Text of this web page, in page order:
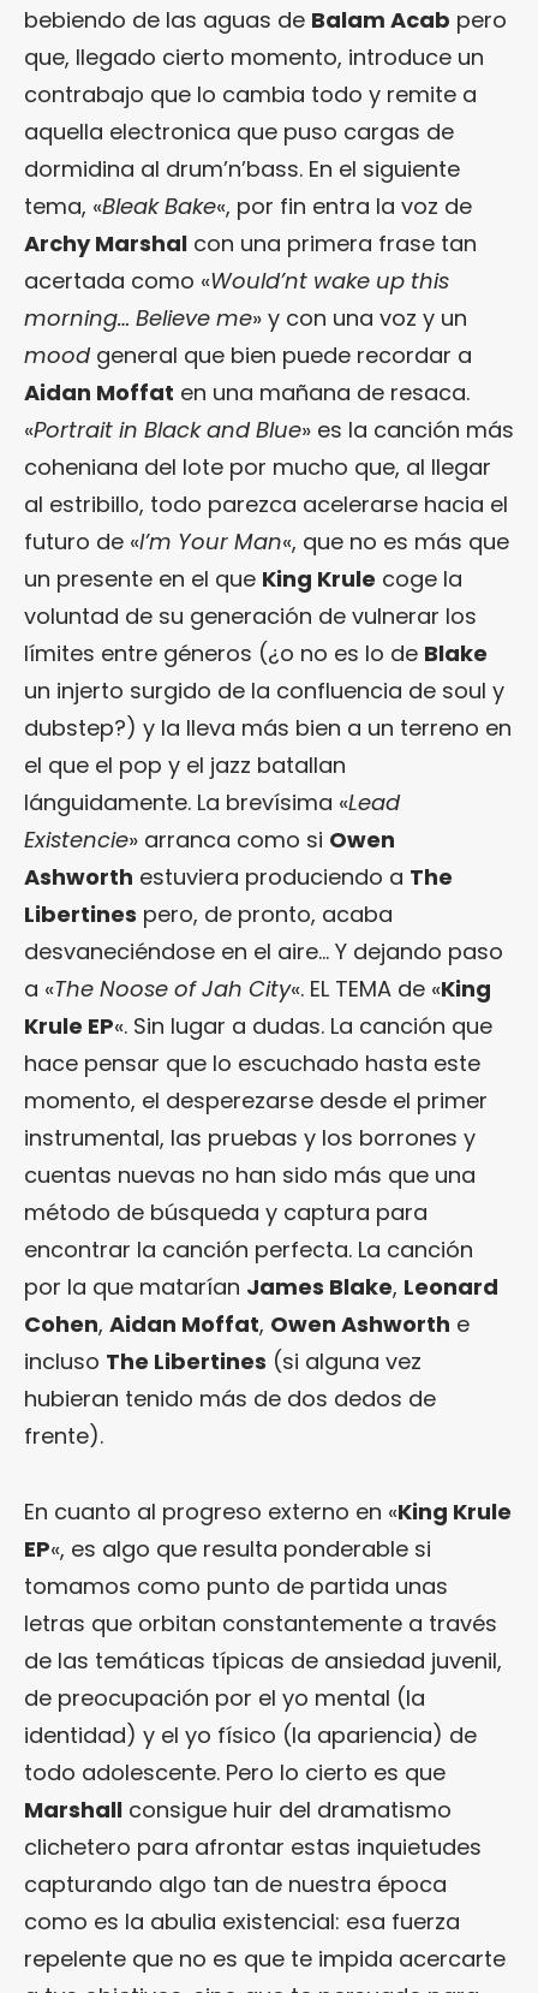
bebiendo de las aguas de Balam Acab pero
que, llegado cierto momento, introduce un
contrabajo que lo cambia todo y remite a
aquella electronica que puso cargas de
dormidina al drum’n’bass. En el siguiente
tema, «Bleak Bake«, por fin entra la voz de
Archy Marshal con una primera frase tan
acertada como «Would’nt wake up this
morning… Believe me» y con una voz y un
moodgeneral que bien puede recordar a
Aidan Moffat en una mañana de resaca.
«Portrait in Black and Blue» es la canción más
coheniana del lote por mucho que, al llegar
al estribillo, todo parezca acelerarse hacia el
futuro de «I’m Your Man«, que no es más que
un presente en el que King Krule coge la
voluntad de su generación de vulnerar los
límites entre géneros (¿o no es lo de Blake
un injerto surgido de la confluencia de soul y
dubstep?) y la lleva más bien a un terreno en
el que el pop y el jazz batallan
lánguidamente. La brevísima «Lead
Existencie» arranca como si Owen
Ashworth estuviera produciendo a The
Libertines pero, de pronto, acaba
desvaneciéndose en el aire… Y dejando paso
a «The Noose of Jah City«. EL TEMA de «King
Krule EP«. Sin lugar a dudas. La canción que
hace pensar que lo escuchado hasta este
momento, el desperezarse desde el primer
instrumental, las pruebas y los borrones y
cuentas nuevas no han sido más que una
método de búsqueda y captura para
encontrar la canción perfecta. La canción
por la que matarían James Blake, Leonard
Cohen, Aidan Moffat, Owen Ashworth e
incluso The Libertines (si alguna vez
hubieran tenido más de dos dedos de
frente).
En cuanto al progreso externo en «King Krule
EP«, es algo que resulta ponderable si
tomamos como punto de partida unas
letras que orbitan constantemente a través
de las temáticas típicas de ansiedad juvenil,
de preocupación por el yo mental (la
identidad) y el yo físico (la apariencia) de
todo adolescente. Pero lo cierto es que
Marshall consigue huir del dramatismo
clichetero para afrontar estas inquietudes
capturando algo tan de nuestra época
como es la abulia existencial: esa fuerza
repelente que no es que te impida acercarte